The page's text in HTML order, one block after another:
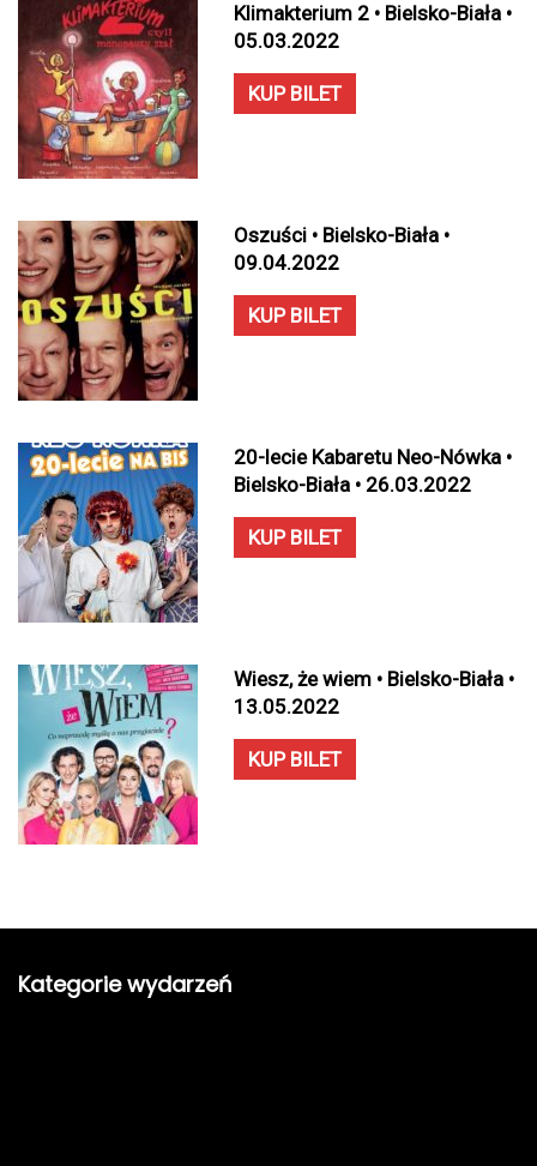
Klimakterium 2 • Bielsko-Biała •
05.03.2022
KUP BILET
Oszuści • Bielsko-Biała •
09.04.2022
KUP BILET
20-lecie Kabaretu Neo-Nówka •
Bielsko-Biała • 26.03.2022
KUP BILET
Wiesz, że wiem • Bielsko-Biała •
13.05.2022
KUP BILET
Kategorie wydarzeń